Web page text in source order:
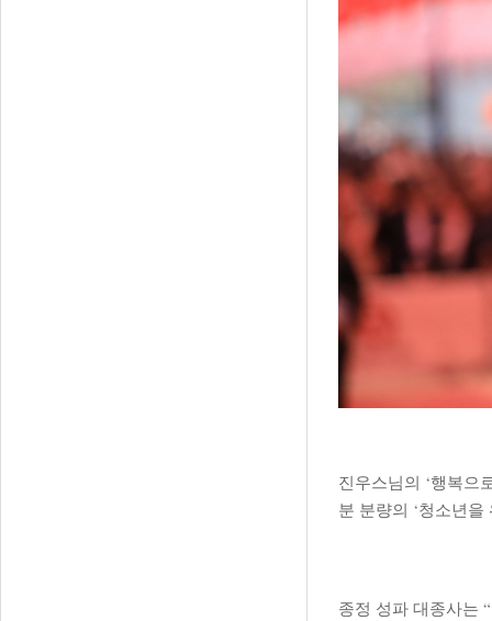
진우스님의 ‘행복으
분 분량의 ‘청소년
종정 성파 대종사는